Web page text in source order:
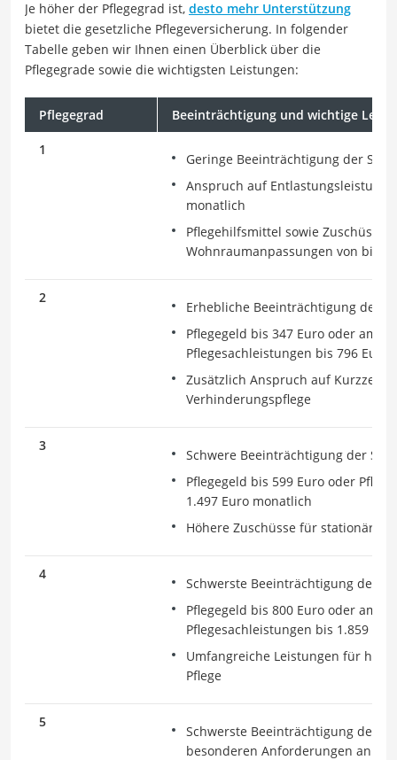
Je höher der Pflegegrad ist, desto mehr Unterstützung
bietet die gesetzliche Pflegeversicherung. In folgender
Tabelle geben wir Ihnen einen Überblick über die
Pflegegrade sowie die wichtigsten Leistungen:
Pflegegrad Beeinträchtigung und wichtige
1
Geringe Beeinträchtigung der
Anspruch auf
monatlich
Pflegehilfsmittel sowie Zuschüsse
Wohnraumanpassungen von bis
2
Erhebliche Beeinträchtigung der
Pflegegeld bis 347 Euro oder
Pflegesachleistungen bis 796 Euro
Zusätzlich Anspruch auf Kurzzeit-
Verhinderungspflege
3
Schwere Beeinträchtigung der
Pflegegeld bis 599 Euro oder
1.497 Euro monatlich
Höhere Zuschüsse für stationäre
4
Schwerste Beeinträchtigung der
Pflegegeld bis 800 Euro oder
Pflegesachleistungen bis 1.859
Umfangreiche Leistungen für
Pflege
5
Schwerste Beeinträchtigung der
besonderen Anforderungen an